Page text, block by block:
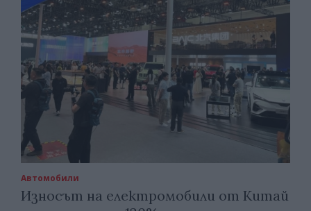
Автомобили
Износът на електромобили от Китай